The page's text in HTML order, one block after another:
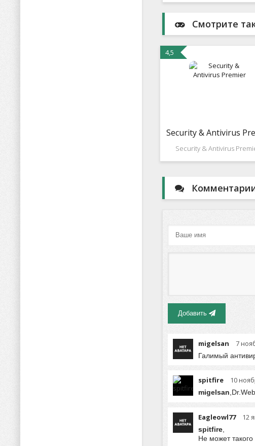
Смотрите
4,5
Security & Antivirus
Security & Antivirus
платформе Андроид! В
время в связи с быстрым
Добавить
migelsan 7
Галимый
spitfire 10
migelsan
Eagleowl77 12
spitfire,
Не может